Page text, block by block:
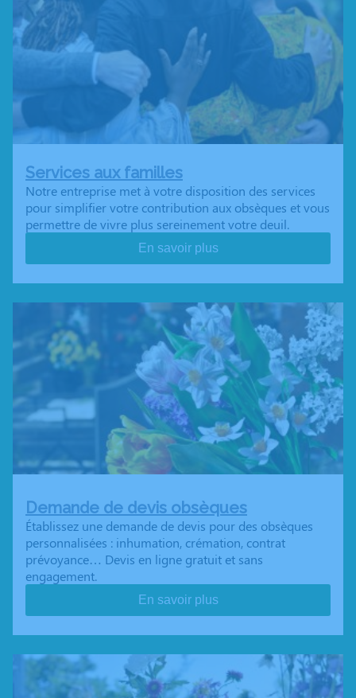
Services aux familles
Notre entreprise met à votre disposition des services
pour simplifier votre contribution aux obsèques et vous
permettre de vivre plus sereinement votre deuil.
En savoir plus
Demande de devis obsèques
Établissez une demande de devis pour des obsèques
personnalisées : inhumation, crémation, contrat
prévoyance… Devis en ligne gratuit et sans
engagement.
En savoir plus